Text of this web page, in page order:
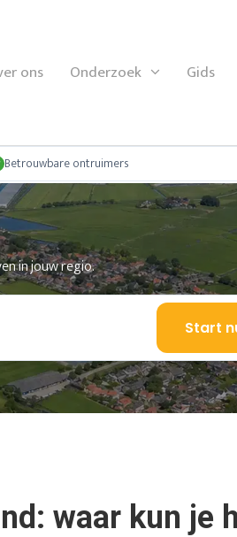
ons Onderzoek Gids
Betrouwbare ontruimers
in jouw regio.
Start
waar kun je